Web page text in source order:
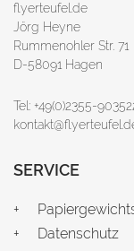
flyerteufel.de
Jörg Heyne
Rummenohler Str. 71
D-58091 Hagen
Tel: +49(0)2355-
SERVICE
Datenschutz